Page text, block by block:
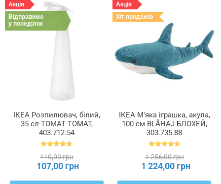
Акція
Відправимо
у понеділок
ІКЕА Розпилювач, білий,
35 сл TOMAT ТОМАТ,
403.712.54
110,00 грн
107,00 грн
Акція
Хіт продажів
ІКЕА М'яка іграшка, акула,
100 см BLÅHAJ БЛОХЕЙ,
303.735.88
1 256,00 грн
1 224,00 грн